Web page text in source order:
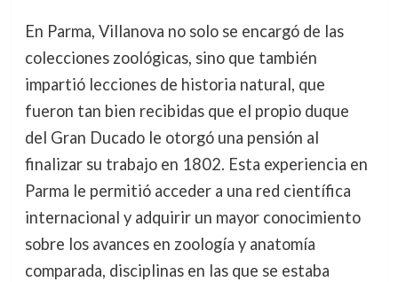
En Parma, Villanova no solo se encargó de las
colecciones zoológicas, sino que también
impartió lecciones de historia natural, que
fueron tan bien recibidas que el propio duque
del Gran Ducado le otorgó una pensión al
finalizar su trabajo en 1802. Esta experiencia en
Parma le permitió acceder a una red científica
internacional y adquirir un mayor conocimiento
sobre los avances en zoología y anatomía
comparada, disciplinas en las que se estaba